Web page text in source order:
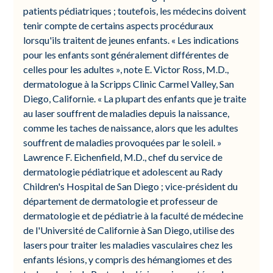
patients pédiatriques ; toutefois, les médecins doivent
tenir compte de certains aspects procéduraux
lorsqu'ils traitent de jeunes enfants. « Les indications
pour les enfants sont généralement différentes de
celles pour les adultes », note E. Victor Ross, M.D.,
dermatologue à la Scripps Clinic Carmel Valley, San
Diego, Californie. « La plupart des enfants que je traite
au laser souffrent de maladies depuis la naissance,
comme les taches de naissance, alors que les adultes
souffrent de maladies provoquées par le soleil. »
Lawrence F. Eichenfield, M.D., chef du service de
dermatologie pédiatrique et adolescent au Rady
Children's Hospital de San Diego ; vice-président du
département de dermatologie et professeur de
dermatologie et de pédiatrie à la faculté de médecine
de l'Université de Californie à San Diego, utilise des
lasers pour traiter les maladies vasculaires chez les
enfants lésions, y compris des hémangiomes et des